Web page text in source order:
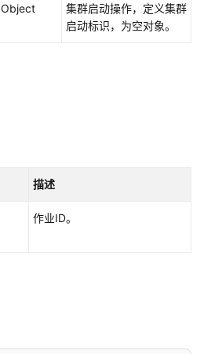
Object
集群启动操作，定义集群
启动标识，为空对象。
描述
作业ID。